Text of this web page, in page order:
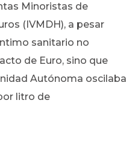
Minoristas de
(IVMDH), a pesar
sanitario no
de Euro, sino que
Autónoma oscilaba
litro de